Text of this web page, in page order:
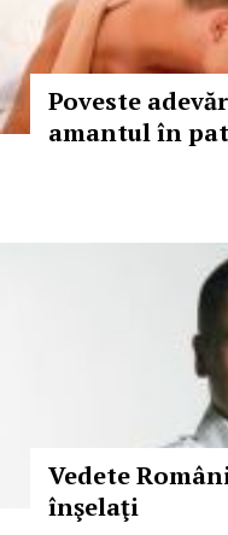
Poveste
amantul în
Vedete
înşelaţi